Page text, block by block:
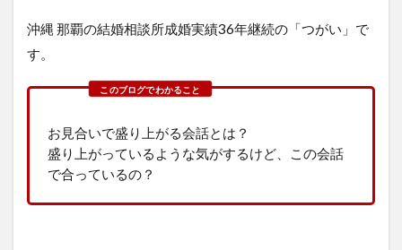
沖縄 那覇の結婚相談所成婚実績36年継続の「つがい」で
す。
お見合いで盛り上がる会話とは？
盛り上がっているような気がするけど、この会話
で合っているの？